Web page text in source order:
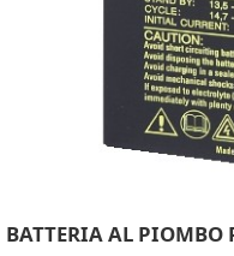
BATTERIA AL PIOMBO